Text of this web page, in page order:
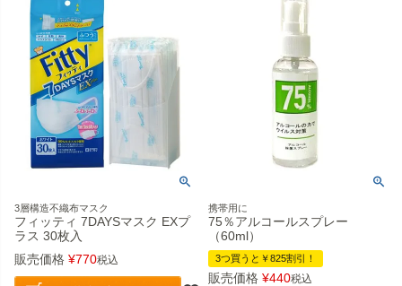
3層構造不織布マスク
フィッティ 7DAYSマスク EXプ
ラス 30枚入
販売価格 ¥770税込
携帯用に
75％アルコールスプレー
（60ml）
3つ買うと￥825割引！
販売価格 ¥440税込